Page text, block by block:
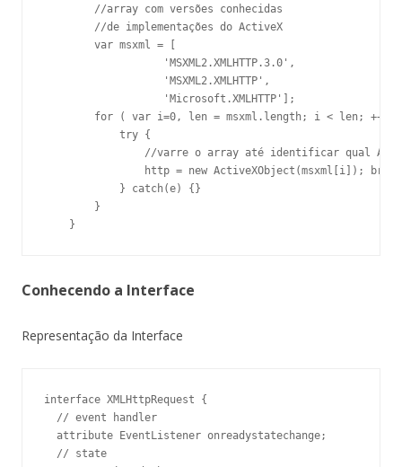
        //array com versões conhecidas
        //de implementações do ActiveX
        var msxml = [
                   'MSXML2.XMLHTTP.3.0',
                   'MSXML2.XMLHTTP',
                   'Microsoft.XMLHTTP'];
for ( var i=0, len = msxml.length; i < len; ++i
            try {
//varre o array até identificar qual
http = new ActiveXObject(msxml[i]);
            } catch(e) {}
        }
Conhecendo a Interface
Representação da Interface
interface XMLHttpRequest {
  // event handler
  attribute EventListener onreadystatechange;
  // state